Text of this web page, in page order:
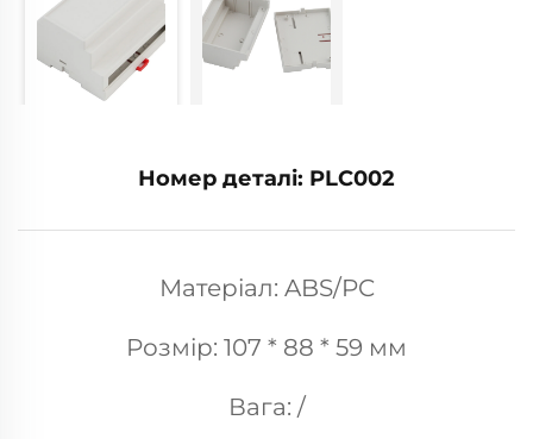
Номер деталі: PLC002
Матеріал: ABS/PC
Розмір: 107 * 88 * 59 мм
Вага: /